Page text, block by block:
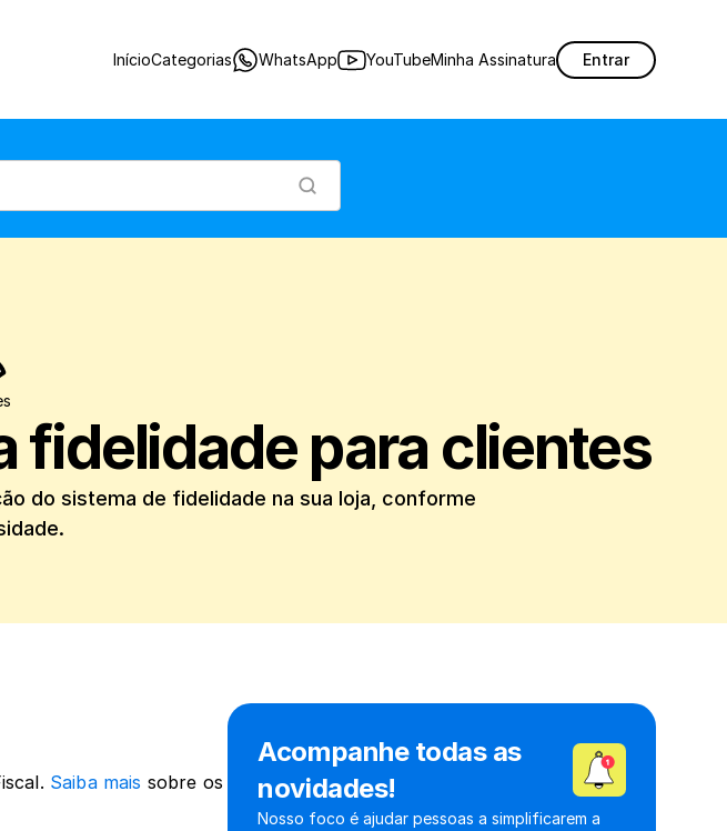
InícioCategorias WhatsApp YouTubeMinha Assinatura Entrar
fidelidade para clientes
do sistema de fidelidade na sua loja, conforme
Saiba mais sobre os
Acompanhe todas as
novidades!
Nosso foco é ajudar pessoas a simplificarem a